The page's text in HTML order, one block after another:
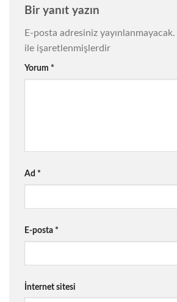
Bir yanıt yazın
E-posta adresiniz yayınlanmayacak.
ile işaretlenmişlerdir
Yorum *
Ad *
E-posta *
İnternet sitesi